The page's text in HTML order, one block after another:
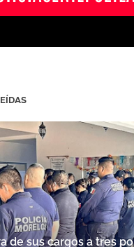
de sus cargos a tres